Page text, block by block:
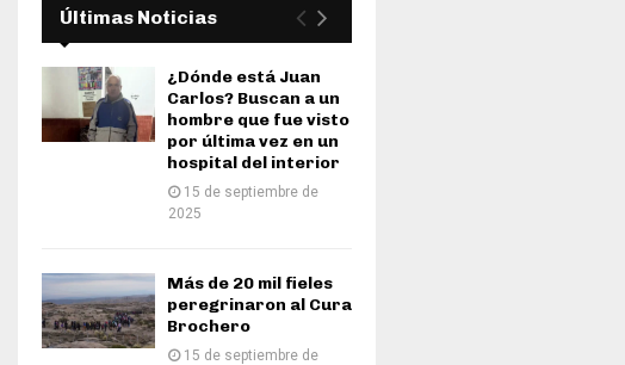
Últimas Noticias
¿Dónde está Juan
Carlos? Buscan a un
hombre que fue visto
por última vez en un
hospital del interior
15 de septiembre de
2025
Más de 20 mil fieles
peregrinaron al Cura
Brochero
15 de septiembre de